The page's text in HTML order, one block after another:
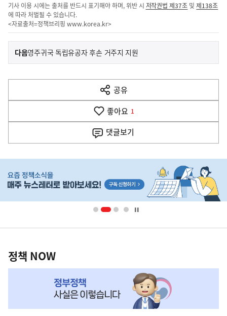
기사 이용 시에는 출처를 반드시 표기해야 하며, 위반 시 저작권법 제37조 및제138조
에 따라 처벌될 수 있습니다.
<자료출처=정책브리핑 www.korea.kr>
이
전
다
음
다음기
영주귀국 독립유공자 후손 거주지 지원
공유
열
기
좋아요 1
댓글보기
단
영
책
NOW,
정책 NOW